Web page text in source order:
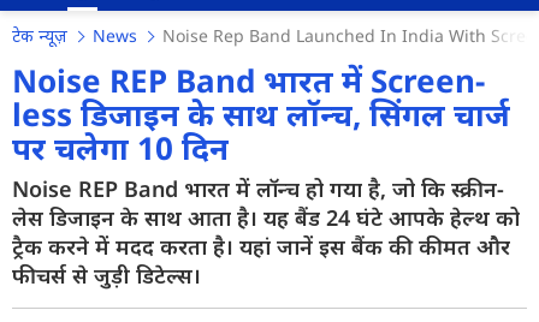
होम
न्यूज़
रिव्यू
मोबाइल फोन्स
टेक न्यूज़ News Noise Rep Band Launched In India With
Noise REP Band भारत में Screen-
less डिजाइन के साथ लॉन्च, सिंगल चार्ज
पर चलेगा 10 दिन
Noise REP Band भारत में लॉन्च हो गया है, जो कि स्क्रीन-
लेस डिजाइन के साथ आता है। यह बैंड 24 घंटे आपके हेल्थ को
ट्रैक करने में मदद करता है। यहां जानें इस बैंक की कीमत और
फीचर्स से जुड़ी डिटेल्स।